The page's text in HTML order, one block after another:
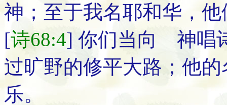
神；至于我名耶和华，
[诗68:4] 你们当向 神唱
过旷野的修平大路；他
乐。